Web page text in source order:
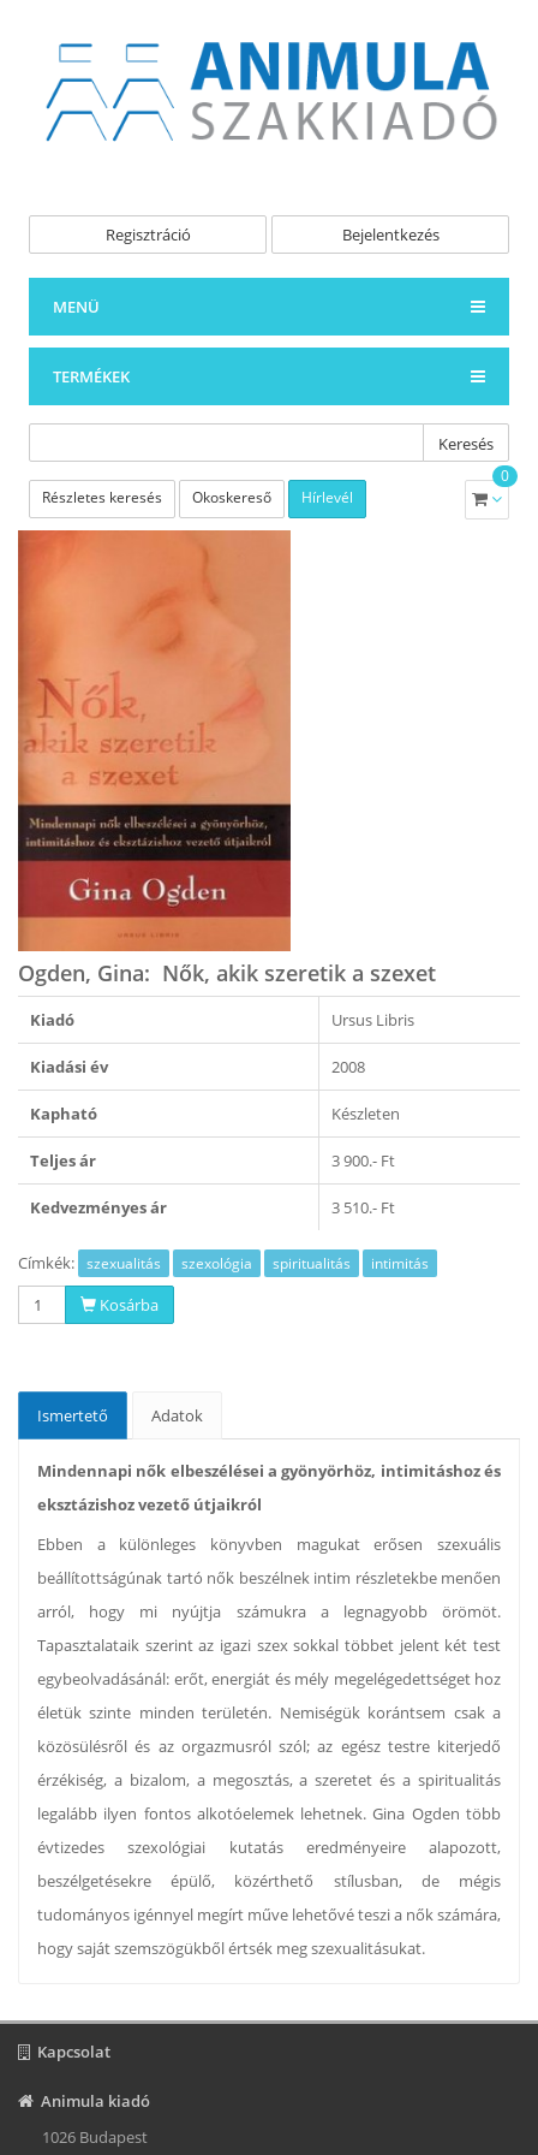
Regisztráció Bejelentkezés
MENÜ
TERMÉKEK
Keresés
Részletes keresés Okoskereső Hírlevél
0
Ogden, Gina: Nők, akik szeretik a szexet
Kiadó Ursus Libris
Kiadási év 2008
Kapható Készleten
Teljes ár 3 900.- Ft
Kedvezményes ár 3 510.- Ft
Címkék: szexualitás szexológia spiritualitás intimitás
Kosárba
Ismertető Adatok
Mindennapi nők elbeszélései a gyönyörhöz, intimitáshoz és
eksztázishoz vezető útjaikról
Ebben a különleges könyvben magukat erősen szexuális
beállítottságúnak tartó nők beszélnek intim részletekbe menően
arról, hogy mi nyújtja számukra a legnagyobb örömöt.
Tapasztalataik szerint az igazi szex sokkal többet jelent két test
egybeolvadásánál: erőt, energiát és mély megelégedettséget hoz
életük szinte minden területén. Nemiségük korántsem csak a
közösülésről és az orgazmusról szól; az egész testre kiterjedő
érzékiség, a bizalom, a megosztás, a szeretet és a spiritualitás
legalább ilyen fontos alkotóelemek lehetnek. Gina Ogden több
évtizedes szexológiai kutatás eredményeire alapozott,
beszélgetésekre épülő, közérthető stílusban, de mégis
tudományos igénnyel megírt műve lehetővé teszi a nők számára,
hogy saját szemszögükből értsék meg szexualitásukat.
Kapcsolat
Animula kiadó
1026 Budapest